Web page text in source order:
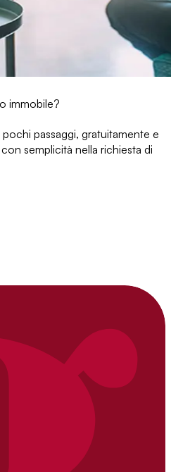
immobile?
passaggi, gratuitamente e
semplicità nella richiesta di